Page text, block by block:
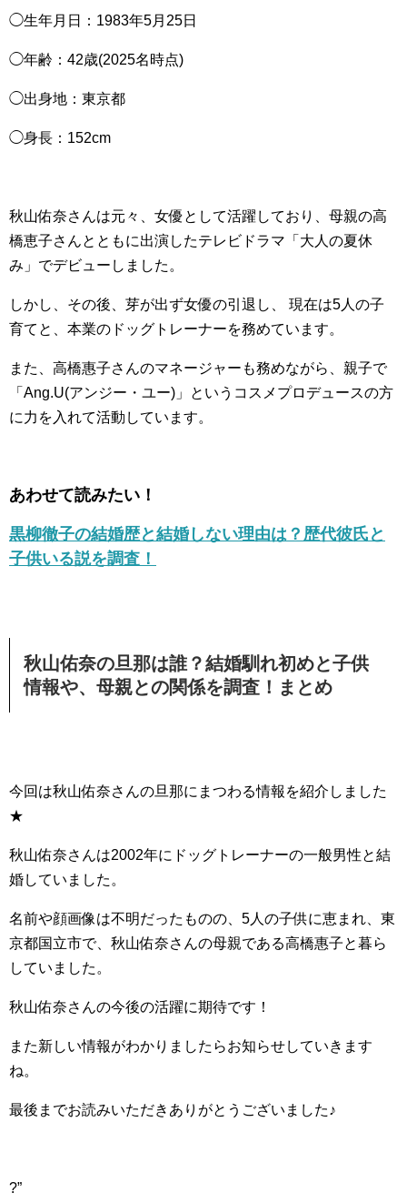
◯生年月日：1983年5月25日
◯年齢：42歳(2025名時点)
◯出身地：東京都
◯身長：152cm
秋山佑奈さんは元々、女優として活躍しており、母親の高
橋恵子さんとともに出演したテレビドラマ「大人の夏休
み」でデビューしました。
しかし、その後、芽が出ず女優の引退し、 現在は5人の子
育てと、本業のドッグトレーナーを務めています。
また、高橋惠子さんのマネージャーも務めながら、親子で
「Ang.U(アンジー・ユー)」というコスメプロデュースの方
に力を入れて活動しています。
あわせて読みたい！
黒柳徹子の結婚歴と結婚しない理由は？歴代彼氏と
子供いる説を調査！
秋山佑奈の旦那は誰？結婚馴れ初めと子供
情報や、母親との関係を調査！まとめ
今回は秋山佑奈さんの旦那にまつわる情報を紹介しました
★
秋山佑奈さんは2002年にドッグトレーナーの一般男性と結
婚していました。
名前や顔画像は不明だったものの、5人の子供に恵まれ、東
京都国立市で、秋山佑奈さんの母親である高橋惠子と暮ら
していました。
秋山佑奈さんの今後の活躍に期待です！
また新しい情報がわかりましたらお知らせしていきます
ね。
最後までお読みいただきありがとうございました♪
?”